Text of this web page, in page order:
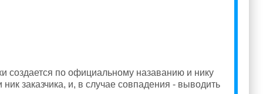
создается по официальному назаванию и нику
заказчика, и, в случае совпадения - выводить